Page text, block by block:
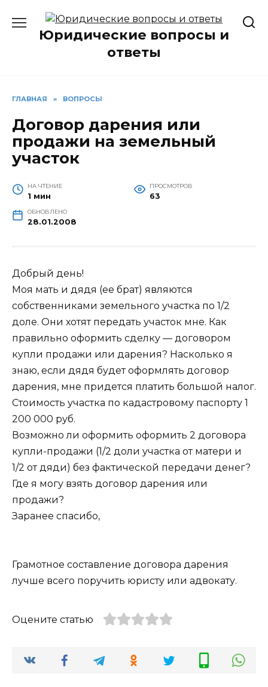
содержаниюЮридические вопросы и
ответы
ГЛАВНАЯ » ВОПРОСЫ
Договор дарения или
продажи на земельный
участок
НА ЧТЕНИЕ
1 мин
ПРОСМОТРОВ
63
ОБНОВЛЕНО
28.01.2008
Добрый день!
Моя мать и дядя (ее брат) являются
собственниками земельного участка по 1/2
доле. Они хотят передать участок мне. Как
правильно оформить сделку — договором
купли продажи или дарения? Насколько я
знаю, если дядя будет оформлять договор
дарения, мне придется платить большой налог.
Стоимость участка по кадастровому паспорту 1
200 000 руб.
Возможно ли оформить оформить 2 договора
купли-продажи (1/2 доли участка от матери и
1/2 от дяди) без фактической передачи денег?
Где я могу взять договор дарения или
продажи?
Заранее спасибо,
Грамотное составление договора дарения
лучше всего поручить юристу или адвокату.
Оцените статью